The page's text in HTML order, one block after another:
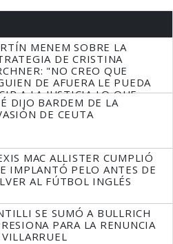
MENEM SOBRE LA
DE CRISTINA
"NO CREO QUE
DE AFUERA LE PUEDA
A LA JUSTICIA LO QUE
QUE HACER"
DIJO BARDEM DE LA
DE CEUTA
MAC ALLISTER CUMPLIÓ
IMPLANTÓ PELO ANTES DE
AL FÚTBOL INGLÉS
SE SUMÓ A BULLRICH
PARA LA RENUNCIA